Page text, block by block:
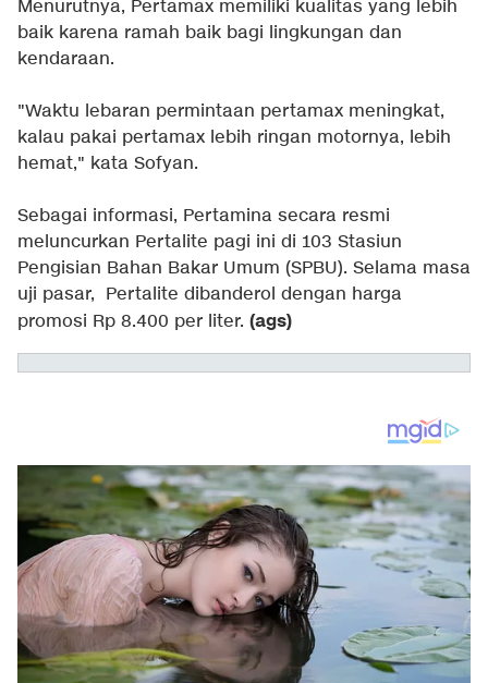
Menurutnya, Pertamax memiliki kualitas yang lebih
baik karena ramah baik bagi lingkungan dan
kendaraan.
"Waktu lebaran permintaan pertamax meningkat,
kalau pakai pertamax lebih ringan motornya, lebih
hemat," kata Sofyan.
Sebagai informasi, Pertamina secara resmi
meluncurkan Pertalite pagi ini di 103 Stasiun
Pengisian Bahan Bakar Umum (SPBU). Selama masa
uji pasar, Pertalite dibanderol dengan harga
promosi Rp 8.400 per liter. (ags)